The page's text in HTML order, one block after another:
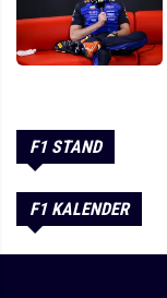
F1 STAND
F1 KALENDER